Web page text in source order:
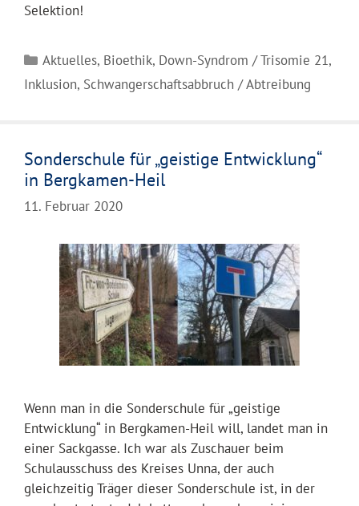
Selektion!
Kategorien
Aktuelles, Bioethik, Down-Syndrom / Trisomie 21,
Inklusion, Schwangerschaftsabbruch / Abtreibung
Sonderschule für „geistige Entwicklung“
in Bergkamen-Heil
11. Februar 2020
Wenn man in die Sonderschule für „geistige
Entwicklung“ in Bergkamen-Heil will, landet man in
einer Sackgasse. Ich war als Zuschauer beim
Schulausschuss des Kreises Unna, der auch
gleichzeitig Träger dieser Sonderschule ist, in der